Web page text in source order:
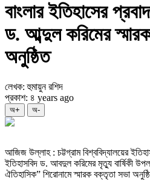
বাংলার ইতিহাসের
ড. আব্দুল করিমের
অনুষ্ঠিত
লেখক: হুমায়ুন রশিদ
প্রকাশ: ৪ years ago
অ+ অ-
আজিজ উল্লাহ : চট্টগ্রাম বিশ্ববিদ্যালয়ের
ইতিহাসবিদ ড. আবদুল করিমের মৃত্যু বার্ষিকী
ঐতিহাসিক” শিরোনামে স্মারক বক্তৃতা সভা